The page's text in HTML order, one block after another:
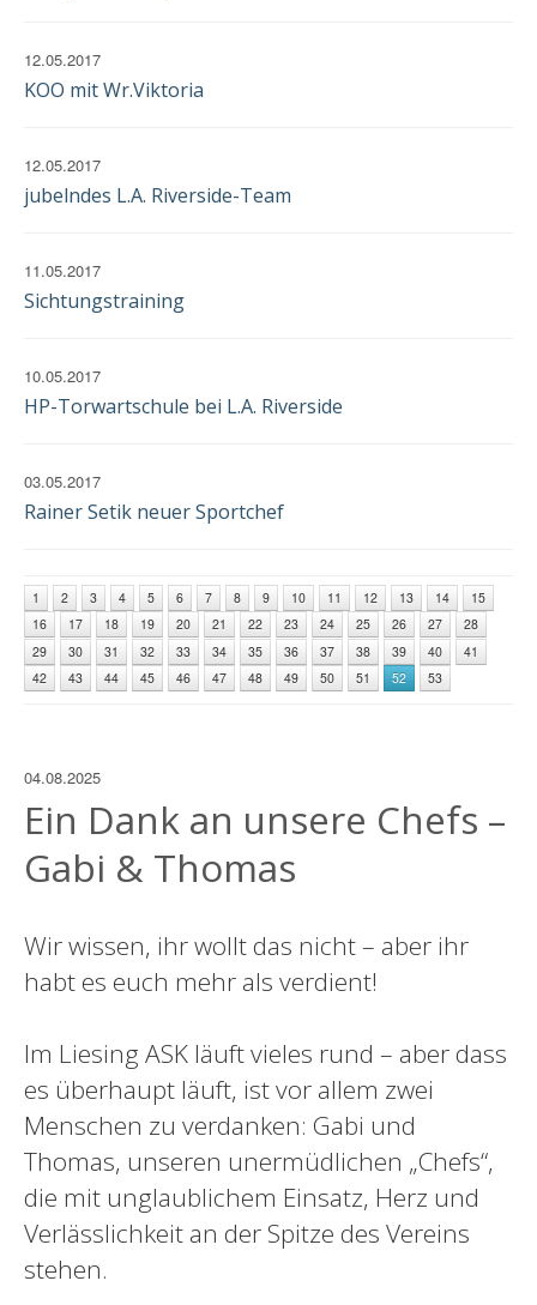
12.05.2017
KOO mit Wr.Viktoria
12.05.2017
jubelndes L.A. Riverside-Team
11.05.2017
Sichtungstraining
10.05.2017
HP-Torwartschule bei L.A. Riverside
03.05.2017
Rainer Setik neuer Sportchef
1 2 3 4 5 6 7 8 9 10 11 12 13 14
15
16
17 18 19 20 21 22 23 24 25 26 27
28
29
30 31 32 33 34 35 36 37 38 39 40
41
42
43 44 45 46 47 48 49 50 51 52 53
04.08.2025
Ein Dank an unsere Chefs –
Gabi & Thomas
Wir wissen, ihr wollt das nicht – aber ihr
habt es euch mehr als verdient!
Im Liesing ASK läuft vieles rund – aber dass
es überhaupt läuft, ist vor allem zwei
Menschen zu verdanken: Gabi und
Thomas, unseren unermüdlichen „Chefs“,
die mit unglaublichem Einsatz, Herz und
Verlässlichkeit an der Spitze des Vereins
stehen.